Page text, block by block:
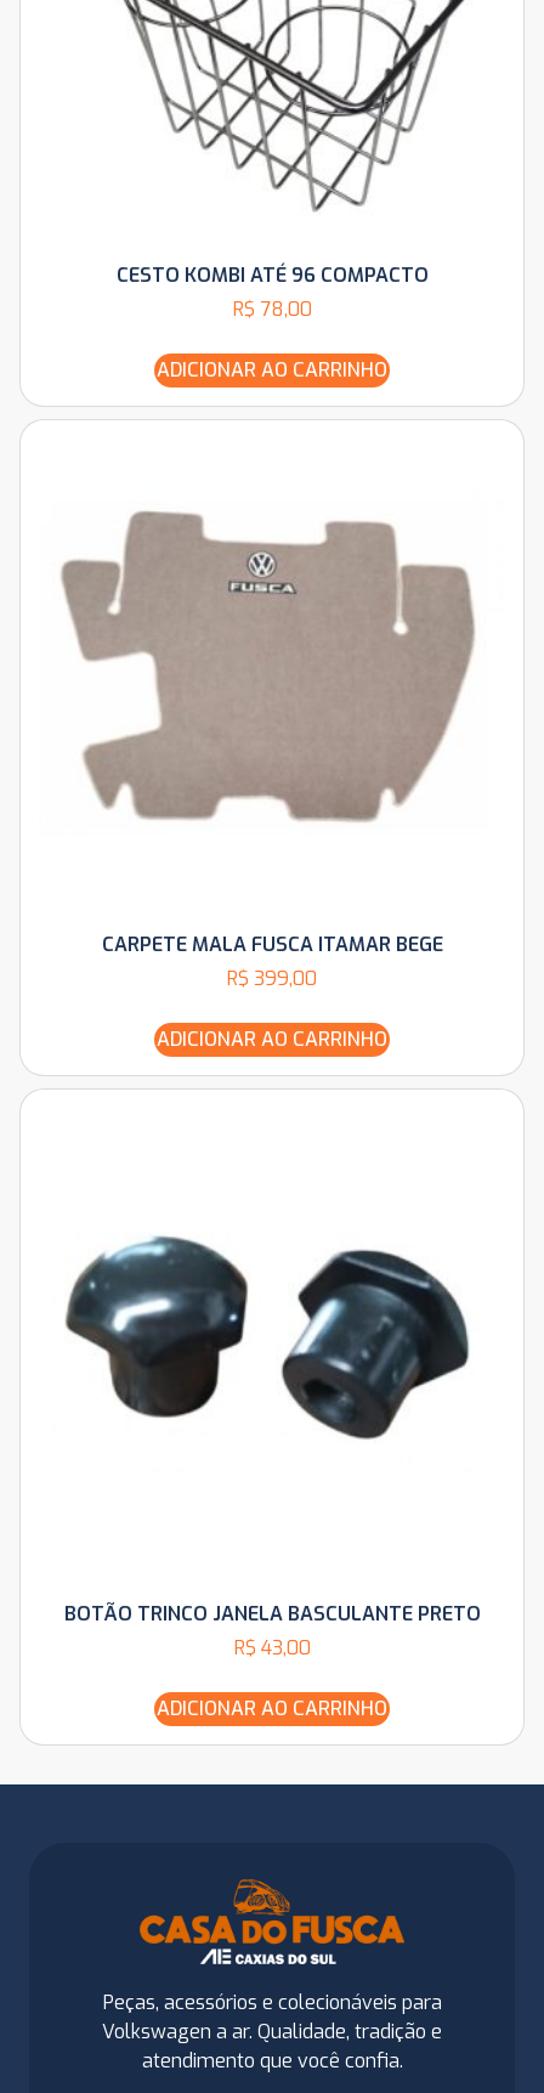
CESTO KOMBI ATÉ 96 COMPACTO
R$ 78,00
ADICIONAR AO CARRINHO
CARPETE MALA FUSCA ITAMAR BEGE
R$ 399,00
ADICIONAR AO CARRINHO
BOTÃO TRINCO JANELA BASCULANTE PRETO
R$ 43,00
ADICIONAR AO CARRINHO
Peças, acessórios e colecionáveis para
Volkswagen a ar. Qualidade, tradição e
atendimento que você confia.